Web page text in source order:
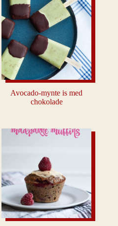
Avocado-mynte is med
chokolade